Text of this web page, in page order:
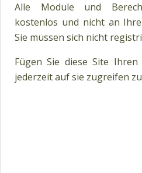
Alle Module und
kostenlos und nicht an
Sie müssen sich nicht
Fügen Sie diese Site
jederzeit auf sie zugreifen